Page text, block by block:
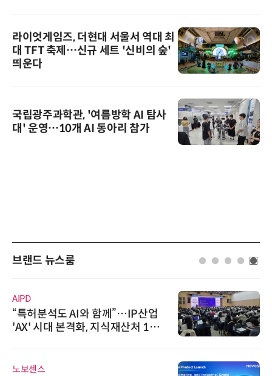
라이엇게임즈, 더현대 서울서 역대 최
대 TFT 축제…신규 세트 '신비의 숲'
띄운다
국립광주과학관, '여름방학 AI 탐사
대' 운영…10개 AI 동아리 참가
브랜드 뉴스룸
AIPD
“특허분석도 AI와 함께”…IP산업
'AX' 시대 본격화, 지식재산처 1호
노보센스